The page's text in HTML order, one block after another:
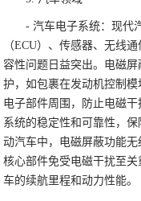
- 汽车电子系统：现代
（ECU）、传感器、无线
容性问题日益突出。电磁
护，如包裹在发动机控制
电子部件周围，防止电磁
系统的稳定性和可靠性，
动汽车中，电磁屏蔽功能
核心部件免受电磁干扰至
车的续航里程和动力性能。